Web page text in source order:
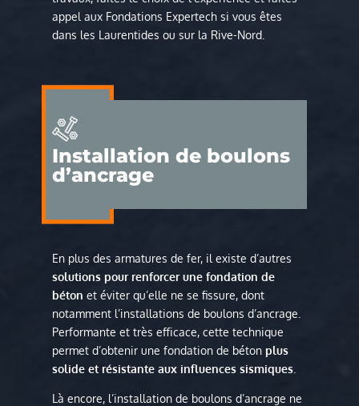
appel aux Fondations Expertech si vous êtes
dans les Laurentides ou sur la Rive-Nord.
Installation de boulons
d’ancrage
En plus des armatures de fer, il existe d’autres
solutions pour renforcer une fondation de
béton et éviter qu’elle ne se fissure, dont
notamment l’installations de boulons d’ancrage.
Performante et très efficace, cette technique
permet d’obtenir une fondation de béton plus
solide et résistante aux influences sismiques.
Là encore, l’installation de boulons d’ancrage ne